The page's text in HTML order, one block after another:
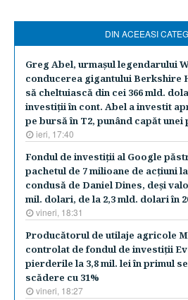
DIN ACEEASI
Greg Abel, urmaşul legendarului
conducerea gigantului Berkshire
să cheltuiască din cei 366 mld.
investiţii în cont. Abel a investit
pe bursă în T2, punând capăt unei
ieri, 17:40
Fondul de investiţii al Google
pachetul de 7 milioane de acţiuni
condusă de Daniel Dines, deşi
mil. dolari, de la 2,3 mld. dolari în
vineri, 18:31
Producătorul de utilaje agricole
controlat de fondul de investiţii
pierderile la 3,8 mil. lei în primul
scădere cu 31%
vineri, 18:27